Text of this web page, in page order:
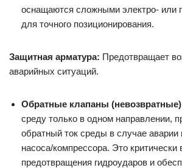
оснащаются сложными электро- или
для точного позиционирования.
Защитная арматура: Предотвращает
аварийных ситуаций.
Обратные клапаны
среду только в одном направлении,
обратный ток среды в случае аварии
насоса/компрессора. Это критически
предотвращения гидроударов и